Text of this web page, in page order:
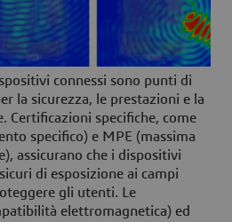
connessi sono punti di
la sicurezza, le prestazioni e la
Certificazioni specifiche, come
specifico) e MPE (massima
assicurano che i dispositivi
di esposizione ai campi
gli utenti. Le
elettromagnetica) ed